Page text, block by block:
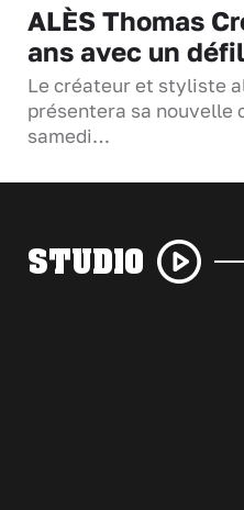
ALÈS Thomas
ans avec un
Le créateur et styliste
présentera sa
samedi…
STUDIO